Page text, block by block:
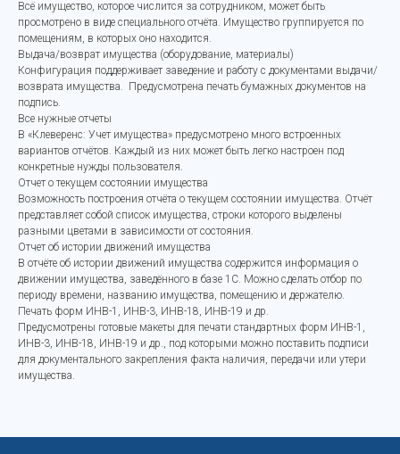
Всё имущество, которое числится за сотрудником, может быть
просмотрено в виде специального отчёта. Имущество группируется по
помещениям, в которых оно находится.
Выдача/возврат имущества (оборудование, материалы)
Конфигурация поддерживает заведение и работу с документами выдачи/
возврата имущества. Предусмотрена печать бумажных документов на
подпись.
Все нужные отчеты
В «Клеверенс: Учет имущества» предусмотрено много встроенных
вариантов отчётов. Каждый из них может быть легко настроен под
конкретные нужды пользователя.
Отчет о текущем состоянии имущества
Возможность построения отчёта о текущем состоянии имущества. Отчёт
представляет собой список имущества, строки которого выделены
разными цветами в зависимости от состояния.
Отчет об истории движений имущества
В отчёте об истории движений имущества содержится информация о
движении имущества, заведённого в базе 1С. Можно сделать отбор по
периоду времени, названию имущества, помещению и держателю.
Печать форм ИНВ-1, ИНВ-3, ИНВ-18, ИНВ-19 и др.
Предусмотрены готовые макеты для печати стандартных форм ИНВ-1,
ИНВ-3, ИНВ-18, ИНВ-19 и др., под которыми можно поставить подписи
для документального закрепления факта наличия, передачи или утери
имущества.